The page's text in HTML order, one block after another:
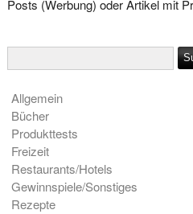
Posts (Werbung) oder Artikel mit
Allgemein
Bücher
Produkttests
Freizeit
Restaurants/Hotels
Gewinnspiele/Sonstiges
Rezepte